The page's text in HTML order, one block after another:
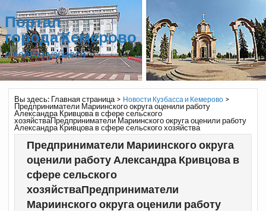
Портал
города Кемерово
и всего Кузбасса
Вы здесь: Главная страница> Новости Кузбасса и Кемерово>
Предприниматели Мариинского округа оценили работу
Александра Кривцова в сфере сельского
хозяйстваПредприниматели Мариинского округа оценили работу
Александра Кривцова в сфере сельского хозяйства
Предприниматели Мариинского округа
оценили работу Александра Кривцова в
сфере сельского
хозяйстваПредприниматели
Мариинского округа оценили работу